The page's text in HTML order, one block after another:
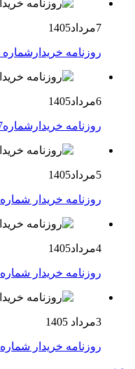
7مرداد1405
روزنامه خریدارشماره 2198
6مرداد1405
روزنامه خریدارشماره2197
5مرداد1405
روزنامه خریدار شماره2196
4مرداد1405
روزنامه خریدار شماره 2195
3مرداد 1405
روزنامه خریدار شماره 2194